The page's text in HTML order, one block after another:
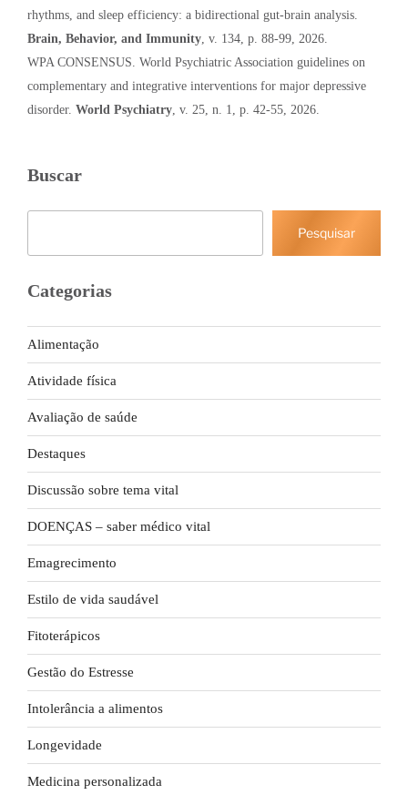
rhythms, and sleep efficiency: a bidirectional gut-brain analysis.
Brain, Behavior, and Immunity, v. 134, p. 88-99, 2026.
WPA CONSENSUS. World Psychiatric Association guidelines on
complementary and integrative interventions for major depressive
disorder. World Psychiatry, v. 25, n. 1, p. 42-55, 2026.
Buscar
Pesquisar
Categorias
Alimentação
Atividade física
Avaliação de saúde
Destaques
Discussão sobre tema vital
DOENÇAS – saber médico vital
Emagrecimento
Estilo de vida saudável
Fitoterápicos
Gestão do Estresse
Intolerância a alimentos
Longevidade
Medicina personalizada